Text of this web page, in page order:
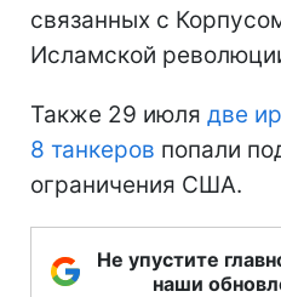
связанных с
Исламской
Также 29 июля две
8 танкеров попали
ограничения США.
Не упустите
наши